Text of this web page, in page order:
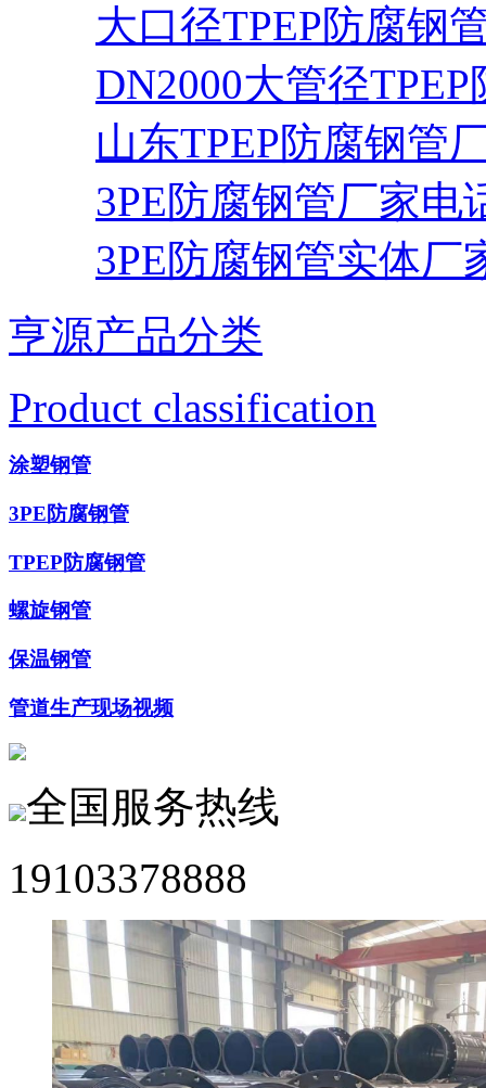
大口径TPEP防腐钢
DN2000大管径
山东TPEP防腐钢管
3PE防腐钢管厂家电
3PE防腐钢管实体厂
亨源产品分类
Product classification
涂塑钢管
3PE防腐钢管
TPEP防腐钢管
螺旋钢管
保温钢管
管道生产现场视频
全国服务热线
19103378888